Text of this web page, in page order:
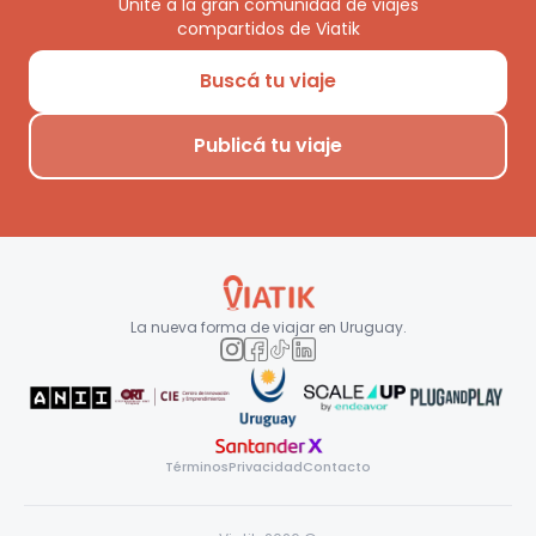
Unite a la gran comunidad de viajes
compartidos de Viatik
Buscá tu viaje
Publicá tu viaje
La nueva forma de viajar en Uruguay.
TérminosPrivacidadContacto